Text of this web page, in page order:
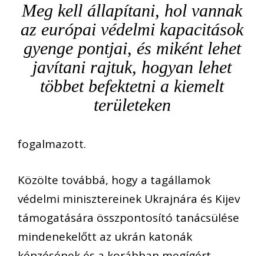
Meg kell állapítani, hol vannak
az európai védelmi kapacitások
gyenge pontjai, és miként lehet
javítani rajtuk, hogyan lehet
többet befektetni a kiemelt
területeken
fogalmazott.
Közölte továbbá, hogy a tagállamok
védelmi minisztereinek Ukrajnára és Kijev
támogatására összpontosító tanácsülése
mindenekelőtt az ukrán katonák